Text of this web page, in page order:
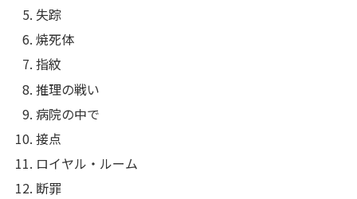
失踪
焼死体
指紋
推理の戦い
病院の中で
接点
ロイヤル・ルーム
断罪